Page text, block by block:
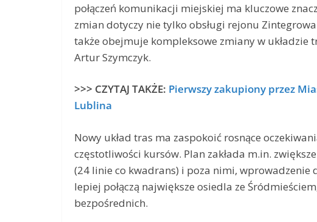
połączeń komunikacji miejskiej ma kluczowe
zmian dotyczy nie tylko obsługi rejonu
także obejmuje kompleksowe zmiany w
Artur Szymczyk.
>>> CZYTAJ TAKŻE: Pierwszy zakupiony przez
Lublina
Nowy układ tras ma zaspokoić rosnące
częstotliwości kursów. Plan zakłada m.in.
(24 linie co kwadrans) i poza nimi,
lepiej połączą największe osiedla ze
bezpośrednich.